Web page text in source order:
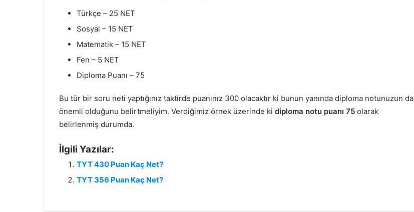
Türkçe – 25 NET
Sosyal – 15 NET
Matematik – 15 NET
Fen – 5 NET
Diploma Puanı – 75
Bu tür bir soru neti yaptığınız taktirde puanınız 300 olacaktır ki bunun yanında diploma notunuzun da
önemli olduğunu belirtmeliyim. Verdiğimiz örnek üzerinde ki diploma notu puanı 75 olarak
belirlenmiş durumda.
İlgili Yazılar:
TYT 430 Puan Kaç Net?
TYT 356 Puan Kaç Net?